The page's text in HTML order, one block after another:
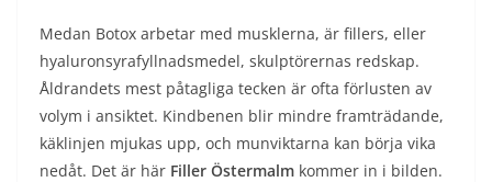
Medan Botox arbetar med musklerna, är fillers, eller
hyaluronsyrafyllnadsmedel, skulptörernas redskap.
Åldrandets mest påtagliga tecken är ofta förlusten av
volym i ansiktet. Kindbenen blir mindre framträdande,
käklinjen mjukas upp, och munviktarna kan börja vika
nedåt. Det är här Filler Östermalm kommer in i bilden.